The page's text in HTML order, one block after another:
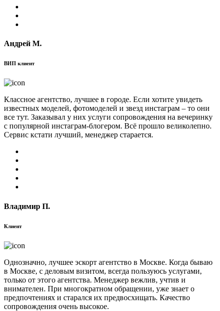
Андрей М.
ВИП клиент
Классное агентство, лучшее в городе. Если хотите увидеть
известных моделей, фотомоделей и звезд инстаграм – то они
все тут. Заказывал у них услуги сопровождения на вечеринку
с популярной инстаграм-блогером. Всё прошло великолепно.
Сервис кстати лучший, менеджер старается.
Владимир П.
Клиент
Однозначно, лучшее эскорт агентство в Москве. Когда бываю
в Москве, с деловым визитом, всегда пользуюсь услугами,
только от этого агентства. Менеджер вежлив, учтив и
внимателен. При многократном обращении, уже знает о
предпочтениях и старался их предвосхищать. Качество
сопровождения очень высокое.